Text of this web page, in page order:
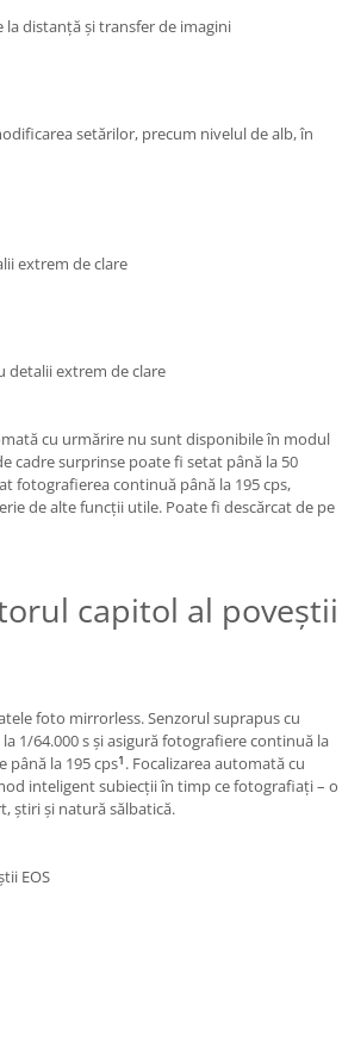
distanţă şi transfer de imagini
setărilor, precum nivelul de alb, în
extrem de clare
extrem de clare
cu urmărire nu sunt disponibile în modul
cadre surprinse poate fi setat până la 50
fotografierea continuă până la 195 cps,
de alte funcţii utile. Poate fi descărcat de pe
capitol al poveştii
foto mirrorless. Senzorul suprapus cu
1/64.000 s şi asigură fotografiere continuă la
până la 195 cps1 . Focalizarea automată cu
inteligent subiecţii în timp ce fotografiaţi – o
ştiri şi natură sălbatică.